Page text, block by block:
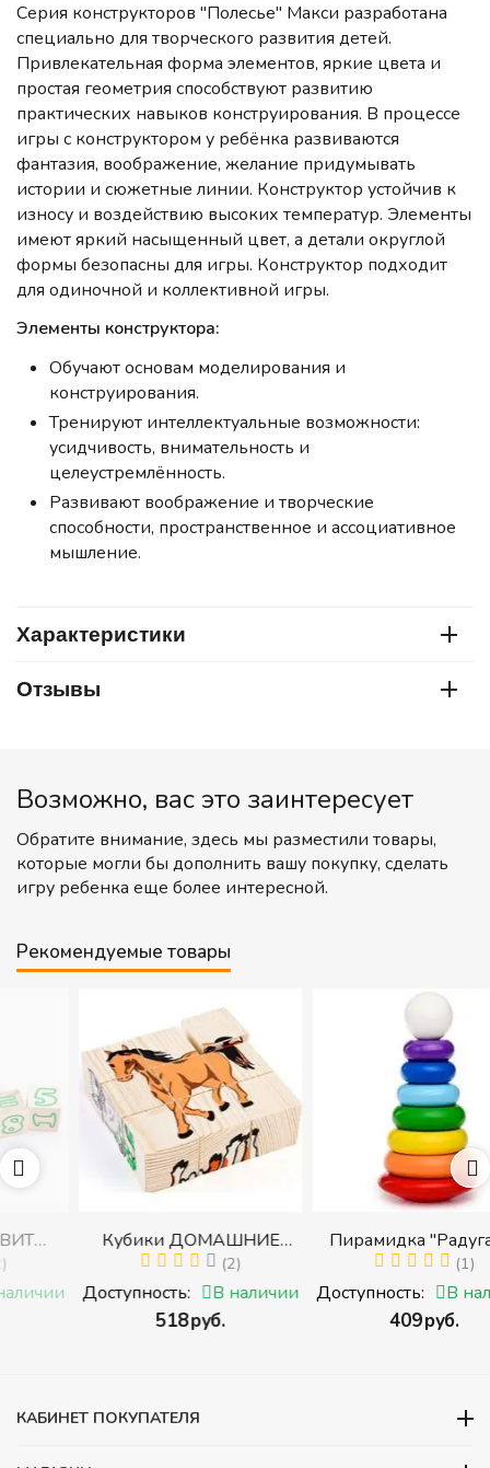
Серия конструкторов "Полесье" Макси разработана
специально для творческого развития детей.
Привлекательная форма элементов, яркие цвета и
простая геометрия способствуют развитию
практических навыков конструирования. В процессе
игры с конструктором у ребёнка развиваются
фантазия, воображение, желание придумывать
истории и сюжетные линии. Конструктор устойчив к
износу и воздействию высоких температур. Элементы
имеют яркий насыщенный цвет, а детали округлой
формы безопасны для игры. Конструктор подходит
для одиночной и коллективной игры.
Элементы конструктора:
Обучают основам моделирования и
конструирования.
Тренируют интеллектуальные возможности:
усидчивость, внимательность и
целеустремлённость.
Развивают воображение и творческие
способности, пространственное и ассоциативное
мышление.
Характеристики
Отзывы
Возможно, вас это заинтересует
Обратите внимание, здесь мы разместили товары,
которые могли бы дополнить вашу покупку, сделать
игру ребенка еще более интересной.
Рекомендуемые товары
Кубики ДОМАШНИЕ
ЖИВОТНЫЕ (Томик)
(Набор кубиков
разрезных (складных))
(2)
Доступность: В наличии
руб.
Пирамидка "Радуга" (8
деталей) (Пирамидка
среднего размера)
(1)
Доступность: В наличии
руб.
КАБИНЕТ ПОКУПАТЕЛЯ